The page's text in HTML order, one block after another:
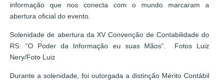
informação que nos conecta com o mundo marcaram a
abertura oficial do evento.
Solenidade de abertura da XV Convenção de Contabilidade do
RS: “O Poder da Informação eu suas Mãos”. Fotos Luiz
Nery/Foto Luiz
Durante a solenidade, foi outorgada a distinção Mérito Contábil